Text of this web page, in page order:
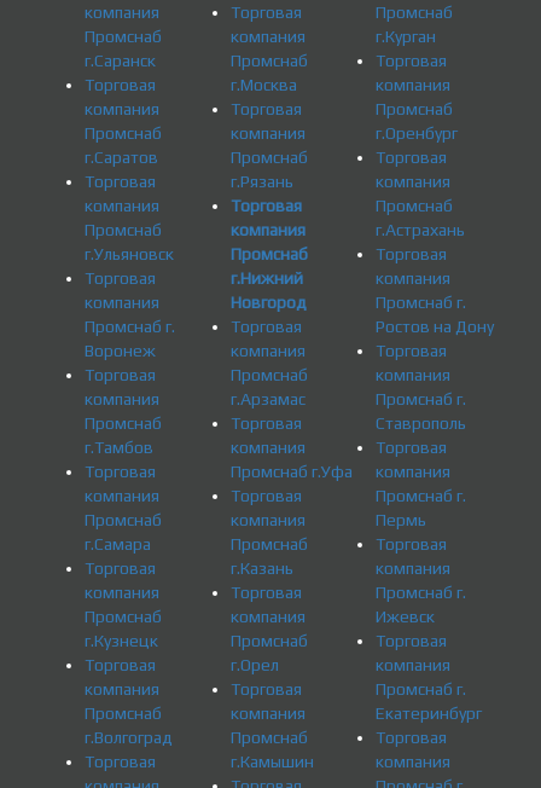
компания
Промснаб
г.Саранск
Торговая
компания
Промснаб
г.Саратов
Торговая
компания
Промснаб
г.Ульяновск
Торговая
компания
Промснаб г.
Воронеж
Торговая
компания
Промснаб
г.Тамбов
Торговая
компания
Промснаб
г.Самара
Торговая
компания
Промснаб
г.Кузнецк
Торговая
компания
Промснаб
г.Волгоград
Торговая
Торговая
компания
Промснаб
г.Москва
Торговая
компания
Промснаб
г.Рязань
Торговая
компания
Промснаб
г.Нижний
Новгород
Торговая
компания
Промснаб
г.Арзамас
Торговая
компания
Промснаб г.Уфа
Торговая
компания
Промснаб
г.Казань
Торговая
компания
Промснаб
г.Орел
Торговая
компания
Промснаб
г.Камышин
Промснаб
г.Курган
Торговая
компания
Промснаб
г.Оренбург
Торговая
компания
Промснаб
г.Астрахань
Торговая
компания
Промснаб г.
Ростов на Дону
Торговая
компания
Промснаб г.
Ставрополь
Торговая
компания
Промснаб г.
Пермь
Торговая
компания
Промснаб г.
Ижевск
Торговая
компания
Промснаб г.
Екатеринбург
Торговая
компания